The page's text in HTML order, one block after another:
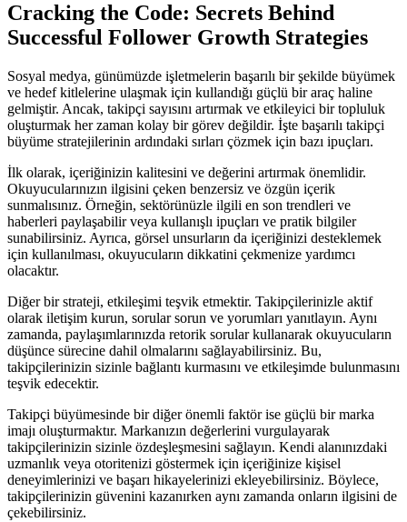
Cracking the Code: Secrets Behind
Successful Follower Growth Strategies
Sosyal medya, günümüzde işletmelerin başarılı bir şekilde büyümek
ve hedef kitlelerine ulaşmak için kullandığı güçlü bir araç haline
gelmiştir. Ancak, takipçi sayısını artırmak ve etkileyici bir topluluk
oluşturmak her zaman kolay bir görev değildir. İşte başarılı takipçi
büyüme stratejilerinin ardındaki sırları çözmek için bazı ipuçları.
İlk olarak, içeriğinizin kalitesini ve değerini artırmak önemlidir.
Okuyucularınızın ilgisini çeken benzersiz ve özgün içerik
sunmalısınız. Örneğin, sektörünüzle ilgili en son trendleri ve
haberleri paylaşabilir veya kullanışlı ipuçları ve pratik bilgiler
sunabilirsiniz. Ayrıca, görsel unsurların da içeriğinizi desteklemek
için kullanılması, okuyucuların dikkatini çekmenize yardımcı
olacaktır.
Diğer bir strateji, etkileşimi teşvik etmektir. Takipçilerinizle aktif
olarak iletişim kurun, sorular sorun ve yorumları yanıtlayın. Aynı
zamanda, paylaşımlarınızda retorik sorular kullanarak okuyucuların
düşünce sürecine dahil olmalarını sağlayabilirsiniz. Bu,
takipçilerinizin sizinle bağlantı kurmasını ve etkileşimde bulunmasını
teşvik edecektir.
Takipçi büyümesinde bir diğer önemli faktör ise güçlü bir marka
imajı oluşturmaktır. Markanızın değerlerini vurgulayarak
takipçilerinizin sizinle özdeşleşmesini sağlayın. Kendi alanınızdaki
uzmanlık veya otoritenizi göstermek için içeriğinize kişisel
deneyimlerinizi ve başarı hikayelerinizi ekleyebilirsiniz. Böylece,
takipçilerinizin güvenini kazanırken aynı zamanda onların ilgisini de
çekebilirsiniz.